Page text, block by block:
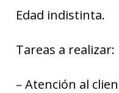
Edad indistinta.
Tareas a realizar:
– Atención al